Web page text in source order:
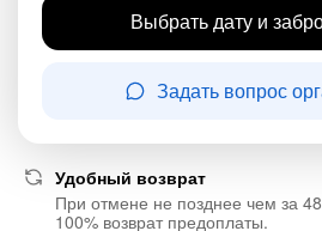
Выбрать дату и
Задать вопрос
Удобный возврат
При отмене не позднее чем за
100% возврат предоплаты.